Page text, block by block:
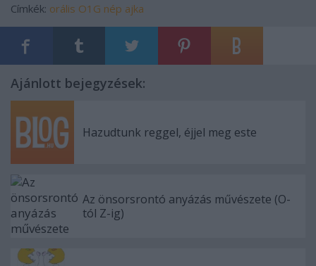
Címkék: orális O1G nép ajka
Ajánlott bejegyzések:
Hazudtunk reggel, éjjel meg este
Az önsorsrontó anyázás művészete (O-
tól Z-ig)